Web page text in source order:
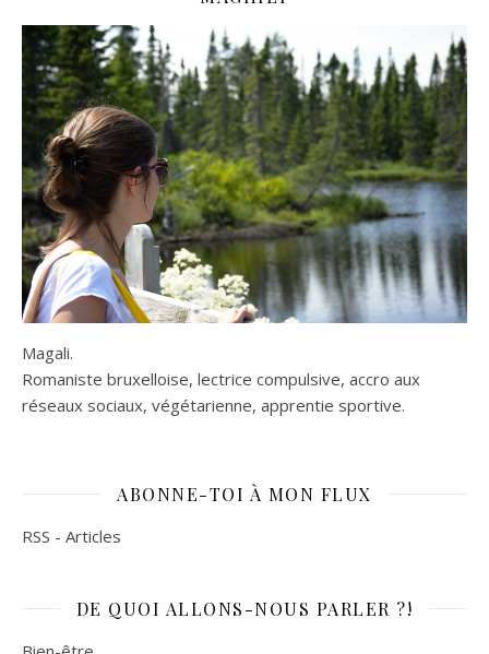
Magali.
Romaniste bruxelloise, lectrice compulsive, accro aux
réseaux sociaux, végétarienne, apprentie sportive.
ABONNE-TOI À MON FLUX
RSS - Articles
DE QUOI ALLONS-NOUS PARLER ?!